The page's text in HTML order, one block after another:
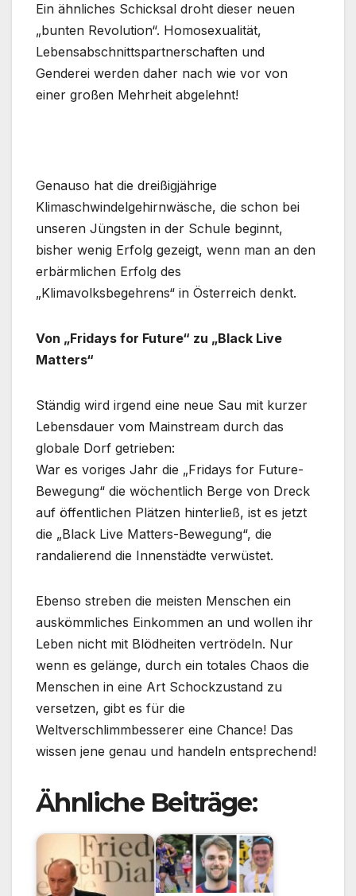
Ein ähnliches Schicksal droht dieser neuen
„bunten Revolution“. Homosexualität,
Lebensabschnittspartnerschaften und
Genderei werden daher nach wie vor von
einer großen Mehrheit abgelehnt!
Genauso hat die dreißigjährige
Klimaschwindelgehirnwäsche, die schon bei
unseren Jüngsten in der Schule beginnt,
bisher wenig Erfolg gezeigt, wenn man an den
erbärmlichen Erfolg des
„Klimavolksbegehrens“ in Österreich denkt.
Von „Fridays for Future“ zu „Black Live
Matters“
Ständig wird irgend eine neue Sau mit kurzer
Lebensdauer vom Mainstream durch das
globale Dorf getrieben:
War es voriges Jahr die „Fridays for Future-
Bewegung“ die wöchentlich Berge von Dreck
auf öffentlichen Plätzen hinterließ, ist es jetzt
die „Black Live Matters-Bewegung“, die
randalierend die Innenstädte verwüstet.
Ebenso streben die meisten Menschen ein
auskömmliches Einkommen an und wollen ihr
Leben nicht mit Blödheiten vertrödeln. Nur
wenn es gelänge, durch ein totales Chaos die
Menschen in eine Art Schockzustand zu
versetzen, gibt es für die
Weltverschlimmbesserer eine Chance! Das
wissen jene genau und handeln entsprechend!
Ähnliche Beiträge: